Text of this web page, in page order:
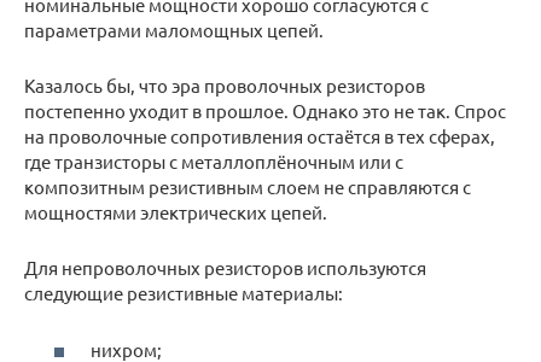
параметрами маломощных цепей.
Казалось бы, что эра проволочных резисторов
постепенно уходит в прошлое. Однако это не так. Спрос
на проволочные сопротивления остаётся в тех сферах,
где транзисторы с металлоплёночным или с
композитным резистивным слоем не справляются с
мощностями электрических цепей.
Для непроволочных резисторов используются
следующие резистивные материалы:
нихром;